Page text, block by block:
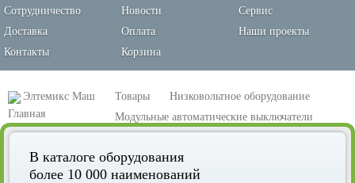
Сотрудничество
Новости
Сервис
Доставка
Оплата
Наши проекты
Контакты
Корзина
Элтемикс Маш Товары
Низковольтное оборудование
Модульные автоматические выключатели
Автоматический выключатель 3P 16А (C) 6кА ВА 47-63M без теплового
расцепителя EKF PROxima
В каталоге оборудования
более 10 000 наименований